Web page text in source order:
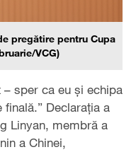
pregătire pentru Cupa
VCG)
sper ca eu și echipa
Declarația a
Linyan, membră a
a Chinei,